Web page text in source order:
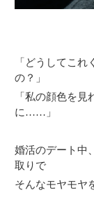
「どうしてこ
の？」
「私の顔色を
に……」
婚活のデート中
取りで
そんなモヤモヤ